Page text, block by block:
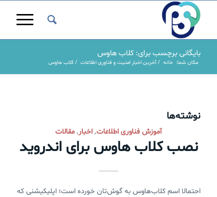
بایگانی برچسب برای: کلاب هاوس
مکان شما: خانه / آخرین اخبار امنیت و فناوری اطلاعات / کلاب هاوس
نوشته‌ها
آموزش فناوری اطلاعات, اخبار,مقالات
نصب کلاب هاوس برای اندروید
احتمالا اسم کلاب‌هاوس به گوش‌تان خورده است؛ اپلیکیشنی که